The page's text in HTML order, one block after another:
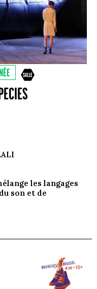
les langages
son et de